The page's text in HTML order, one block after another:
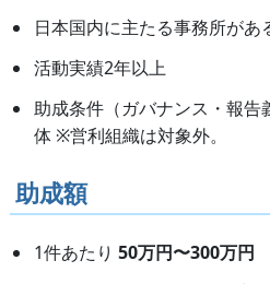
日本国内に主たる事務所があ
活動実績2年以上
助成条件（ガバナンス・報告
体 ※営利組織は対象外。
助成額
1件あたり 50万円〜300万円